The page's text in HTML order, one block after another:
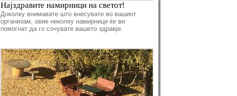
Најздравите намирници на светот!
Доколку внимавате што внесувате во вашиот
организам, овие неколку намирници ќе ви
помогнат да го сочувате вашето здравје.